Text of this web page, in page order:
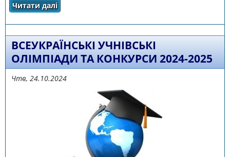
Читати далі
Міжнародного мовнолітературного конкурсу
учнівської та студентської молоді імені
ВСЕУКРАЇНСЬКІ УЧНІВСЬКІ
ОЛІМПІАДИ ТА КОНКУРСИ 2024-2025
Чтв, 24.10.2024